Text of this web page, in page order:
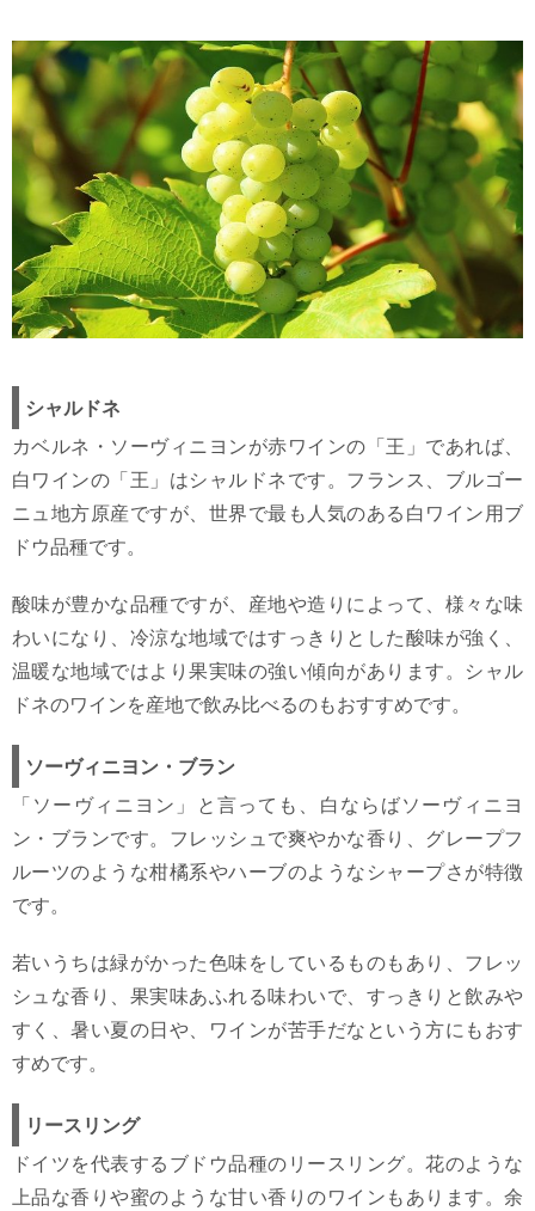
シャルドネ
カベルネ・ソーヴィニヨンが赤ワインの「王」であれば、
白ワインの「王」はシャルドネです。フランス、ブルゴー
ニュ地方原産ですが、世界で最も人気のある白ワイン用ブ
ドウ品種です。
酸味が豊かな品種ですが、産地や造りによって、様々な味
わいになり、冷涼な地域ではすっきりとした酸味が強く、
温暖な地域ではより果実味の強い傾向があります。シャル
ドネのワインを産地で飲み比べるのもおすすめです。
ソーヴィニヨン・ブラン
「ソーヴィニヨン」と言っても、白ならばソーヴィニヨ
ン・ブランです。フレッシュで爽やかな香り、グレープフ
ルーツのような柑橘系やハーブのようなシャープさが特徴
です。
若いうちは緑がかった色味をしているものもあり、フレッ
シュな香り、果実味あふれる味わいで、すっきりと飲みや
すく、暑い夏の日や、ワインが苦手だなという方にもおす
すめです。
リースリング
ドイツを代表するブドウ品種のリースリング。花のような
上品な香りや蜜のような甘い香りのワインもあります。余